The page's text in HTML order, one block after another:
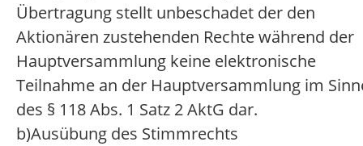
Übertragung stellt unbeschadet der den
Aktionären zustehenden Rechte während der
Hauptversammlung keine elektronische
Teilnahme an der Hauptversammlung im
des § 118 Abs. 1 Satz 2 AktG dar.
b)Ausübung des Stimmrechts